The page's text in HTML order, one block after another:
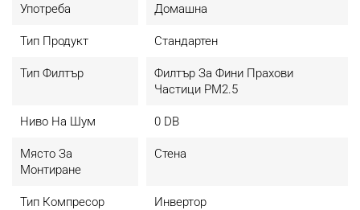
Употреба Домашна
Тип Продукт Стандартен
Тип Филтър
Филтър За Фини Прахови
Частици PM2.5
Ниво На Шум 0 DB
Място За
Монтиране
Стена
Тип Компресор Инвертор